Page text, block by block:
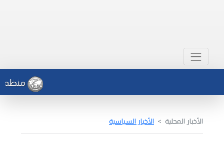
منظمة
الأخبار المحلية الأخبار السياسية